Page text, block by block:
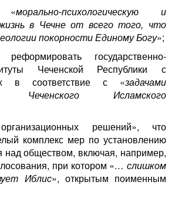
«морально-психологическую и
в Чечне от всего того, что
покорности Единому Богу»;
государственно-
Чеченской Республики с
в соответствие с «задачами
Чеченского Исламского
решений», что
комплекс мер по установлению
над обществом, включая, например,
при котором «… слишком
Иблис», открытым поименным